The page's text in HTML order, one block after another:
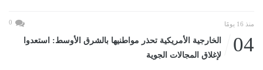
منذ 16 يومًا 0
04
الخارجية الأمريكية تحذر مواطنيها بالشرق الأوسط: استعدوا
لإغلاق المجالات الجوية